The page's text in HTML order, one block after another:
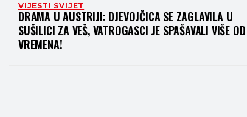
VIJESTI SVIJET
DRAMA U AUSTRIJI: DJEVOJČICA SE ZAGLAVILA U
SUŠILICI ZA VEŠ, VATROGASCI JE SPAŠAVALI VIŠE
VREMENA!